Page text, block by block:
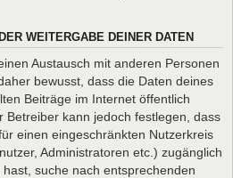
WEITERGABE DEINER DATEN
Austausch mit anderen Personen
bewusst, dass die Daten deines
Beiträge im Internet öffentlich
Betreiber kann jedoch festlegen, dass
einen eingeschränkten Nutzerkreis
Administratoren etc.) zugänglich
suche nach entsprechenden